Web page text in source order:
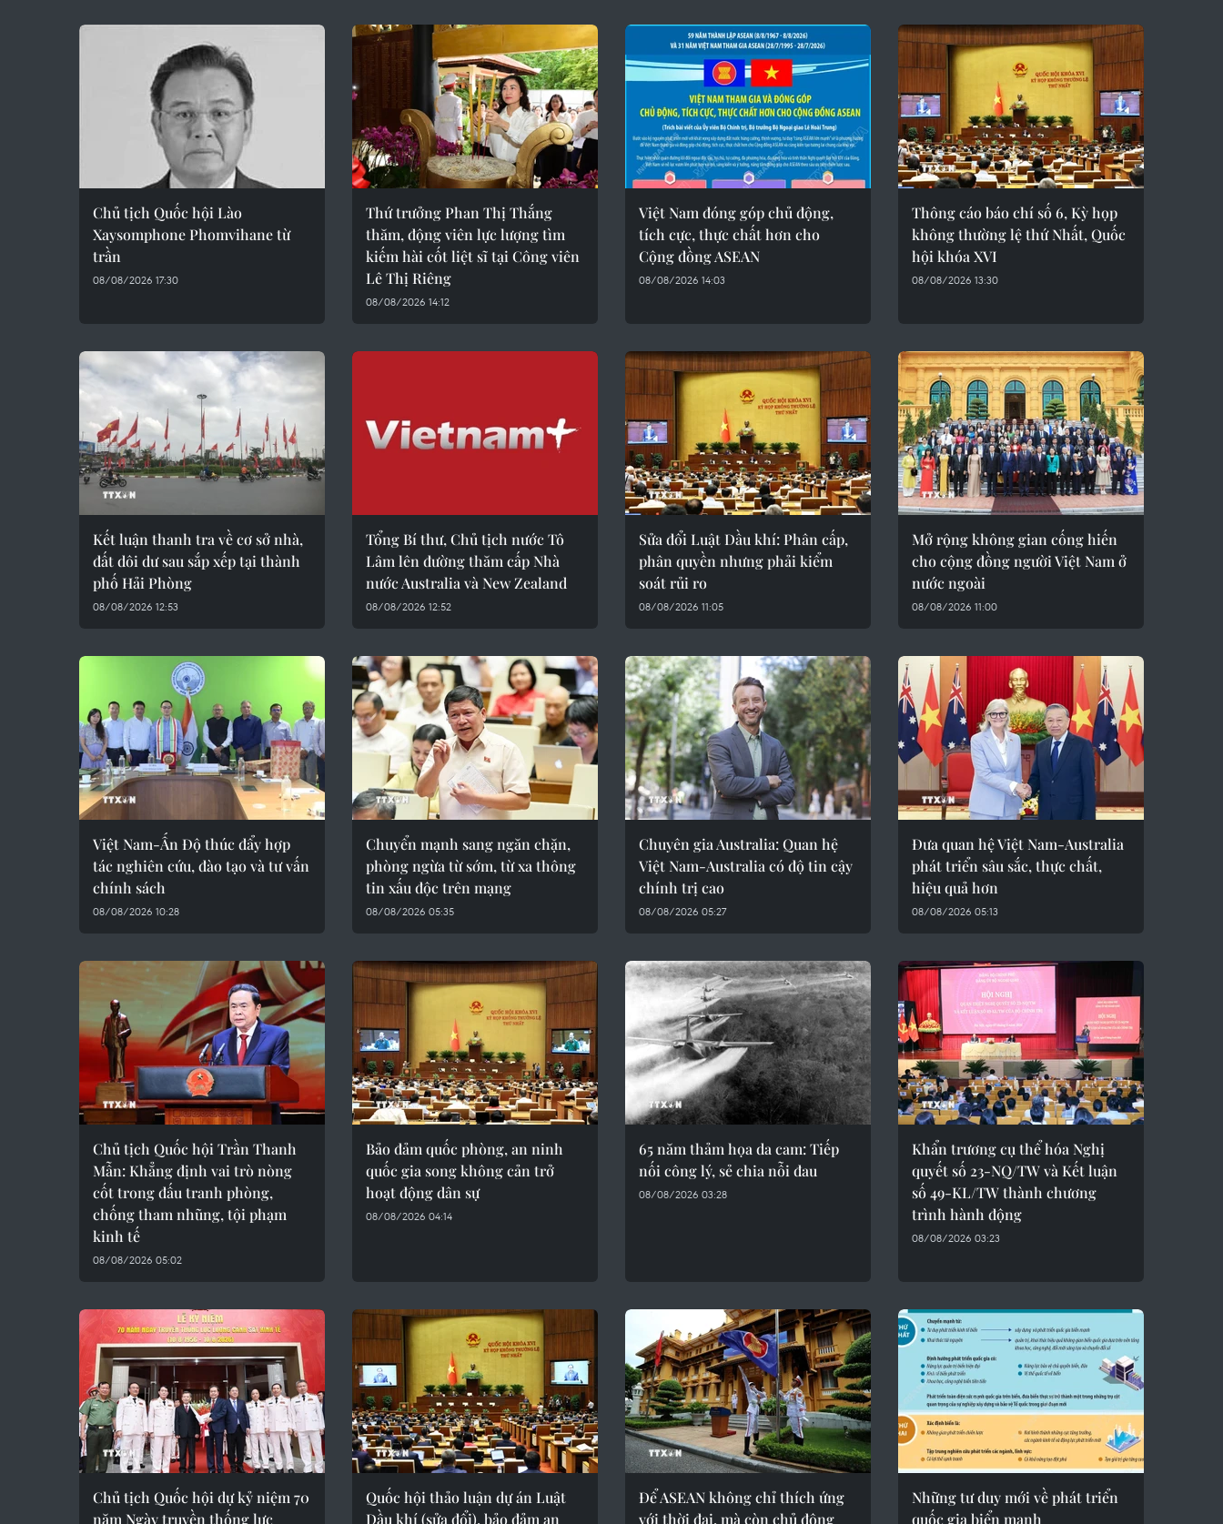
Chủ tịch Quốc hội Lào
Xaysomphone Phomvihane từ
trần
08/08/2026 17:30
Thứ trưởng Phan Thị Thắng
thăm, động viên lực lượng tìm
kiếm hài cốt liệt sĩ tại Công viên
Lê Thị Riêng
08/08/2026 14:12
Việt Nam đóng góp chủ động,
tích cực, thực chất hơn cho
Cộng đồng ASEAN
08/08/2026 14:03
Thông cáo báo chí số 6, Kỳ họp
không thường lệ thứ Nhất, Quốc
hội khóa XVI
08/08/2026 13:30
Kết luận thanh tra về cơ sở nhà,
đất dôi dư sau sắp xếp tại thành
phố Hải Phòng
08/08/2026 12:53
Tổng Bí thư, Chủ tịch nước Tô
Lâm lên đường thăm cấp Nhà
nước Australia và New Zealand
08/08/2026 12:52
Sửa đổi Luật Dầu khí: Phân cấp,
phân quyền nhưng phải kiểm
soát rủi ro
08/08/2026 11:05
Mở rộng không gian cống hiến
cho cộng đồng người Việt Nam ở
nước ngoài
08/08/2026 11:00
Việt Nam-Ấn Độ thúc đẩy hợp
tác nghiên cứu, đào tạo và tư vấn
chính sách
08/08/2026 10:28
Chuyển mạnh sang ngăn chặn,
phòng ngừa từ sớm, từ xa thông
tin xấu độc trên mạng
08/08/2026 05:35
Chuyên gia Australia: Quan hệ
Việt Nam-Australia có độ tin cậy
chính trị cao
08/08/2026 05:27
Đưa quan hệ Việt Nam-Australia
phát triển sâu sắc, thực chất,
hiệu quả hơn
08/08/2026 05:13
Chủ tịch Quốc hội Trần Thanh
Mẫn: Khẳng định vai trò nòng
cốt trong đấu tranh phòng,
chống tham nhũng, tội phạm
kinh tế
08/08/2026 05:02
Bảo đảm quốc phòng, an ninh
quốc gia song không cản trở
hoạt động dân sự
08/08/2026 04:14
65 năm thảm họa da cam: Tiếp
nối công lý, sẻ chia nỗi đau
08/08/2026 03:28
Khẩn trương cụ thể hóa Nghị
quyết số 23-NQ/TW và Kết luận
số 49-KL/TW thành chương
trình hành động
08/08/2026 03:23
Chủ tịch Quốc hội dự kỷ niệm 70
năm Ngày truyền thống lực
Quốc hội thảo luận dự án Luật
Dầu khí (sửa đổi), bảo đảm an
Để ASEAN không chỉ thích ứng
với thời đại, mà còn chủ động
Những tư duy mới về phát triển
quốc gia biển mạnh